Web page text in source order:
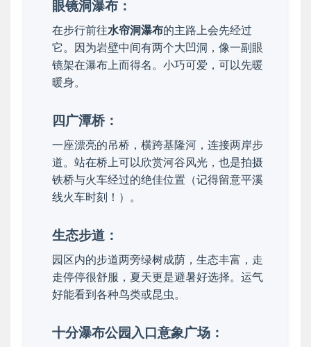
眼镜洞瀑布：
在步行前往水帘洞瀑布的主路上会先经过
它。因为岩壁中间有两个大凹洞，像一副眼
镜架在瀑布上而得名。小巧可爱，可以先暖
暖身。
四广潭桥：
一座漂亮的吊桥，横跨基隆河，连接两岸步
道。站在桥上可以欣赏河谷风光，也是拍摄
铁桥与火车经过的绝佳位置（记得留意平溪
线火车时刻！）。
生态步道：
园区内的步道两旁绿树成荫，生态丰富，走
走停停很舒服，夏天更是避暑好选择。运气
好能看到各种鸟类或昆虫。
十分瀑布公园入口意象广场：